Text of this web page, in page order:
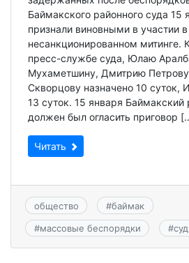
Баймакского районного суда 15
признали виновными в участии в
несанкционированном митинге.
пресс-службе суда, Юлаю
Мухаметшину, Дмитрию
Скворцову назначено 10 суток,
13 суток. 15 января Баймакский
должен был огласить приговор
Читать
общество #баймак
#массовые беспорядки #суд